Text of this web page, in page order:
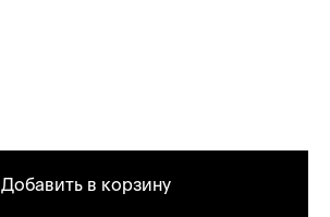
Добавить в корзину